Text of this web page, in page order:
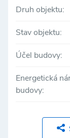
Druh objektu:
Stav objektu:
Účel budovy:
Energetická
budovy: